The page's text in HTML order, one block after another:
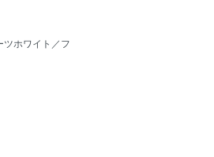
ホワイト／フ